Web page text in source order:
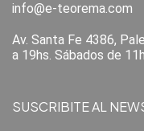
info@e-teorema.com
Av. Santa Fe 4386,
a 19hs. Sábados de
SUSCRIBITE AL